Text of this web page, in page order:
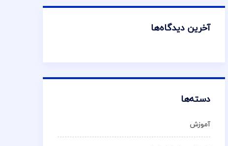
آخرین دیدگاه‌ها
دسته‌ها
آموزش